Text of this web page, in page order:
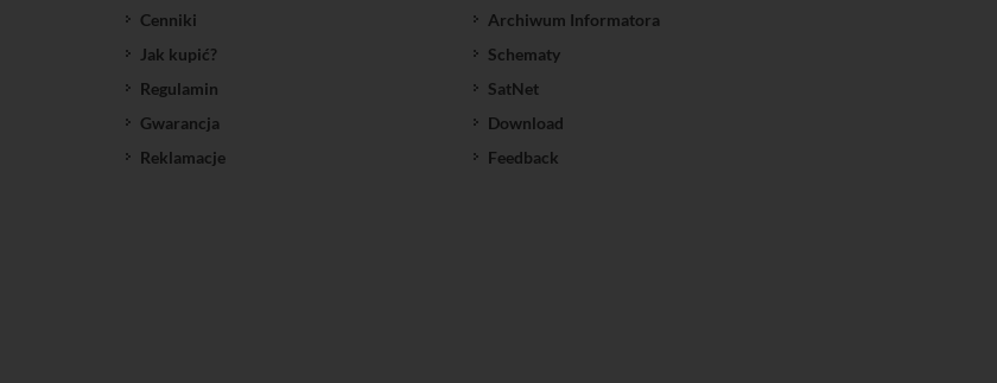
Cenniki
Jak kupić?
Regulamin
Gwarancja
Reklamacje
Archiwum Informatora
Schematy
SatNet
Download
Feedback